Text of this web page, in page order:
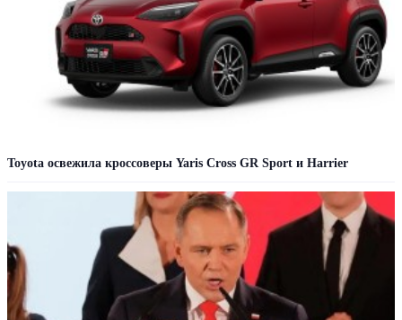
Toyota освежила кроссоверы Yaris Cross GR Sport и Harrier